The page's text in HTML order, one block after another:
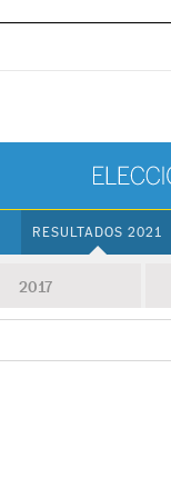
RESULTADOS 2021
2017